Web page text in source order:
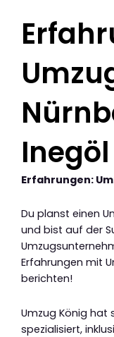
Inegöl
Erfahrungen:
Du planst einen
und bist auf der
Erfahrungen mit
berichten!
Umzug König hat
spezialisiert,